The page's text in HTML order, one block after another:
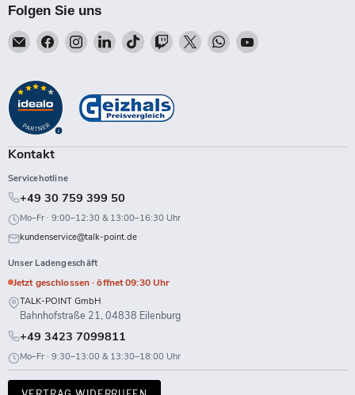
Folgen Sie uns
Email
Talk-
Finden
Sie
auf
Facebook
Finden
Sie
auf
Instagram
Finden
Sie
auf
LinkedIn
Finden
Sie
auf
TikTok
Finden
Sie
Twitch
Finden
Sie
Finden
Sie
Finden
Kontakt
Servicehotline
+49 30 759 399 50
Mo–Fr · 9:00–12:30 & 13:00–16:30 Uhr
kundenservice@talk-point.de
Unser Ladengeschäft
Jetzt geschlossen · öffnet 09:30 Uhr
TALK-POINT GmbH
Bahnhofstraße 21, 04838 Eilenburg
+49 3423 7099811
Mo–Fr · 9:30–13:00 & 13:30–18:00 Uhr